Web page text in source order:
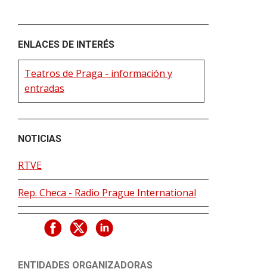
ENLACES DE INTERÉS
Teatros de Praga - información y
entradas
NOTICIAS
RTVE
Rep. Checa - Radio Prague International
ENTIDADES ORGANIZADORAS